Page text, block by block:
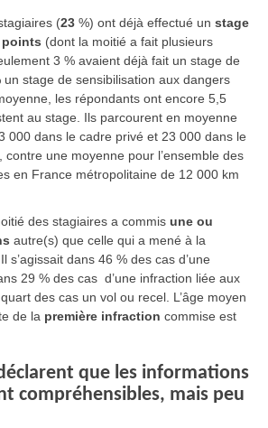
(23 %) ont déjà effectué un stage
points (dont la moitié a fait plusieurs
3 % avaient déjà fait un stage de
un stage de sensibilisation aux dangers
les répondants ont encore 5,5
au stage. Ils parcourent en moyenne
000 dans le cadre privé et 23 000 dans le
une moyenne pour l’ensemble des
en France métropolitaine de 12 000 km
des stagiaires a commis une ou
autre(s) que celle qui a mené à la
s’agissait dans 46 % des cas d’une
29 % des cas d’une infraction liée aux
des cas un vol ou recel. L’âge moyen
de la première infraction commise est
que les informations
compréhensibles, mais peu